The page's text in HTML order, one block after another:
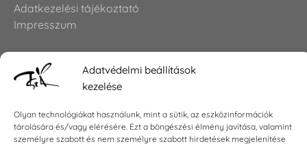
Adatvédelmi beállítások
kezelése
Olyan technológiákat használunk, mint a sütik, az eszközinformációk
tárolására és/vagy elérésére. Ezt a böngészési élmény javítása, valamint
személyre szabott és nem személyre szabott hirdetések megjelenítése
Adatkezelési tájékoztató
Impresszum
KAPCSOLAT
Telefon: +36 30 6767872